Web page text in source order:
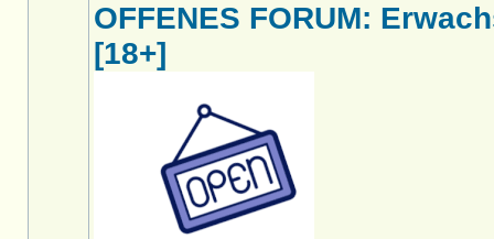
OFFENES FORUM:
[18+]